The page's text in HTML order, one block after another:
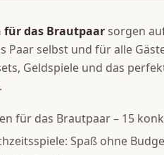
für das Brautpaarsorgen
Paar selbst und für alle
Geldspiele und das
für das Brautpaar – 15
Spaß ohne